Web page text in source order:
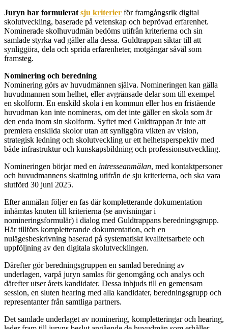
Juryn har formulerat sju kriterier för framgångsrik digital
skolutveckling, baserade på vetenskap och beprövad erfarenhet.
Nominerade skolhuvudmän bedöms utifrån kriterierna och sin
samlade styrka vad gäller alla dessa. Guldtrappan siktar till att
synliggöra, dela och sprida erfarenheter, motgångar såväl som
framsteg.
Nominering och beredning
Nominering görs av huvudmännen själva. Nomineringen kan gälla
huvudmannen som helhet, eller avgränsade delar som till exempel
en skolform. En enskild skola i en kommun eller hos en fristående
huvudman kan inte nomineras, om det inte gäller en skola som är
den enda inom sin skolform. Syftet med Guldtrappan är inte att
premiera enskilda skolor utan att synliggöra vikten av vision,
strategisk ledning och skolutveckling ur ett helhetsperspektiv med
både infrastruktur och kunskapsbildning och professionsutveckling.
Nomineringen börjar med en intresseanmälan, med kontaktpersoner
och huvudmannens skattning utifrån de sju kriterierna, och ska vara
slutförd 30 juni 2025.
Efter anmälan följer en fas där kompletterande dokumentation
inhämtas knuten till kriterierna (se anvisningar i
nomineringsformulär) i dialog med Guldtrappans beredningsgrupp.
Här tillförs kompletterande dokumentation, och en
nulägesbeskrivning baserad på systematiskt kvalitetsarbete och
uppföljning av den digitala skolutvecklingen.
Därefter gör beredningsgruppen en samlad beredning av
underlagen, varpå juryn samlas för genomgång och analys och
därefter utser årets kandidater. Dessa inbjuds till en gemensam
session, en sluten hearing med alla kandidater, beredningsgrupp och
representanter från samtliga partners.
Det samlade underlaget av nominering, kompletteringar och hearing,